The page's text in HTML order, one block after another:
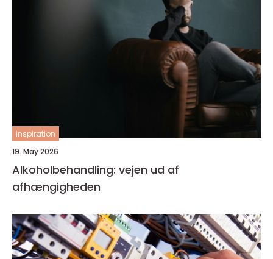
inspiration
19. May 2026
Alkoholbehandling: vejen ud af
afhængigheden